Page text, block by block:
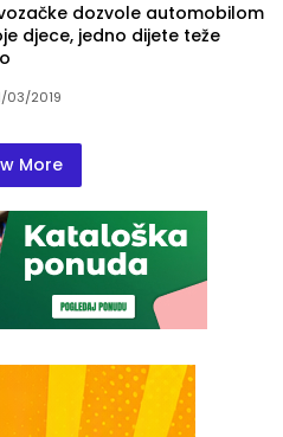
dozvole automobilom
djece, jedno dijete teže
03/2019
More